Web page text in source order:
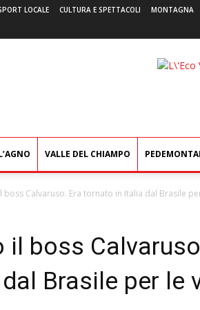
LOCALE CULTURA E SPETTACOLI MONTAGNA
VALLE DEL CHIAMPO
boss Calvaruso. Era tornato in Italia dal Brasile
boss
Brasile per le